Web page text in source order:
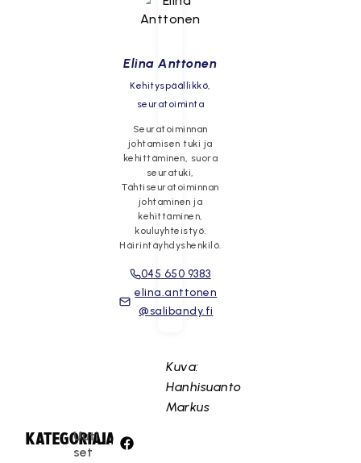
Elina Anttonen
Kehityspäällikkö,
seuratoiminta
Seuratoiminnan
johtamisen tuki ja
kehittäminen, suora
seuratuki,
Tähtiseuratoiminnan
johtaminen ja
kehittäminen,
kouluyhteistyö.
Häirintäyhdyshenkilö.
045 650 9383
elina.anttonen
@salibandy.fi
Kuva:
Hanhisuanto
Markus
KATEGORIA:
Uuti
set
JAA: